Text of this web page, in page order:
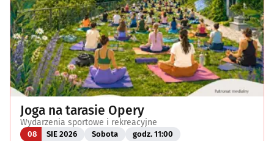
Joga na tarasie Opery
Wydarzenia sportowe i rekreacyjne
08 SIE 2026 Sobota godz. 11:00